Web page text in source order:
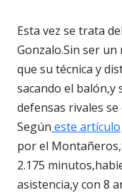
Esta vez se trata
Gonzalo.Sin ser
que su técnica y
sacando el balón,y
defensas rivales
Según este artículo
por el
2.175
asistencia,y con 8